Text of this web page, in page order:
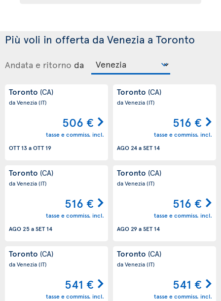
Più voli in offerta da Venezia a Toronto
Andata e ritorno da
Toronto (CA)
da Venezia(IT)
506 €
tasse e commiss. incl.
OTT 13aOTT 19
Toronto (CA)
da Venezia(IT)
516 €
tasse e commiss. incl.
AGO 24aSET 14
Toronto (CA)
da Venezia(IT)
516 €
tasse e commiss. incl.
AGO 25aSET 14
Toronto (CA)
da Venezia(IT)
516 €
tasse e commiss. incl.
AGO 29aSET 14
Toronto (CA)
da Venezia(IT)
541 €
tasse e commiss. incl.
Toronto (CA)
da Venezia(IT)
541 €
tasse e commiss. incl.